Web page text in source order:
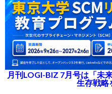
月刊LOGI-BIZ 7月号は「未
生存戦略